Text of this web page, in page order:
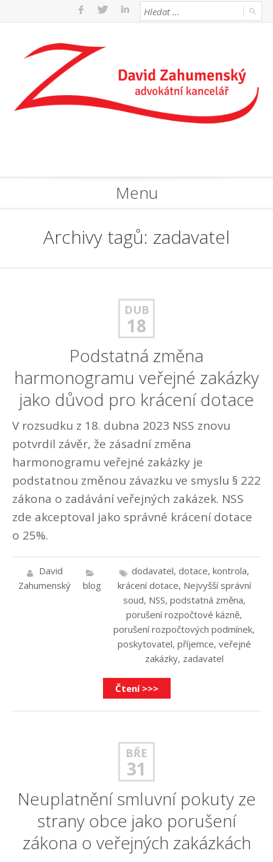
Menu
Archivy tagů: zadavatel
DUB
18
Podstatná změna
harmonogramu veřejné zakázky
jako důvod pro krácení dotace
V rozsudku z 18. dubna 2023 NSS znovu
potvrdil závěr, že zásadní změna
harmonogramu veřejné zakázky je
podstatnou změnou závazku ve smyslu § 222
zákona o zadávání veřejných zakázek. NSS
zde akceptoval jako správné krácení dotace
o 25%.
David
Zahumenský
blog
dodavatel, dotace, kontrola,
krácení dotace, Nejvyšší správní
soud, NSS, podstatná změna,
porušení rozpočtové kázně,
porušení rozpočtových podmínek,
poskytovatel, příjemce, veřejné
zakázky, zadavatel
Čtení >>>
BŘE
31
Neuplatnění smluvní pokuty ze
strany obce jako porušení
zákona o veřejných zakázkách